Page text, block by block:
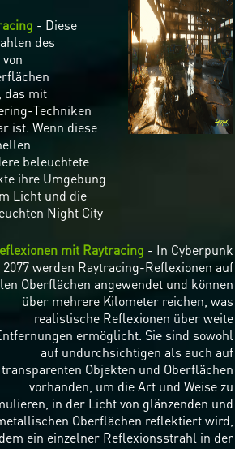
- Diese
des
das mit
Techniken
ist. Wenn diese
beleuchtete
ihre Umgebung
Licht und die
Night City
mit Raytracing - In Cyberpunk
2077 werden Raytracing-Reflexionen auf
Oberflächen angewendet und können
über mehrere Kilometer reichen, was
realistische Reflexionen über weite
ermöglicht. Sie sind sowohl
auf undurchsichtigen als auch auf
transparenten Objekten und Oberflächen
vorhanden, um die Art und Weise zu
in der Licht von glänzenden und
Oberflächen reflektiert wird,
ein einzelner Reflexionsstrahl in der